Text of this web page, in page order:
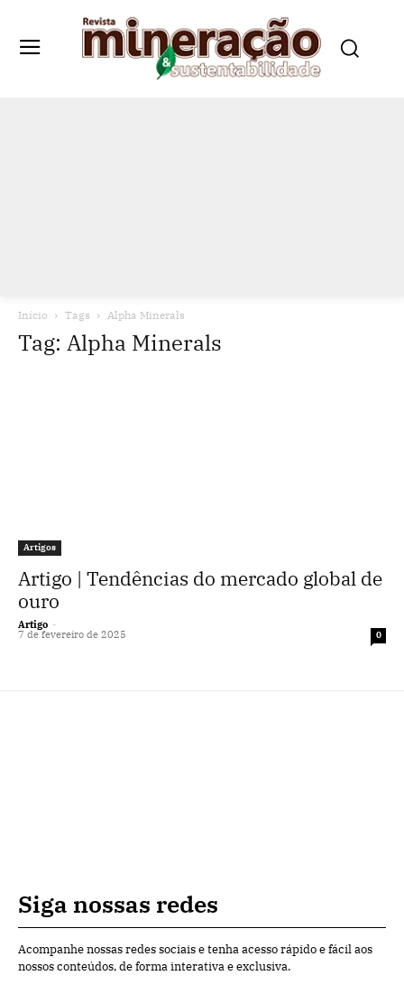
Início Tags Alpha Minerals
Tag: Alpha Minerals
Artigos
Artigo | Tendências do mercado global de
ouro
Artigo -
7 de fevereiro de 2025 0
Siga nossas redes
Acompanhe nossas redes sociais e tenha acesso rápido e fácil aos
nossos conteúdos, de forma interativa e exclusiva.